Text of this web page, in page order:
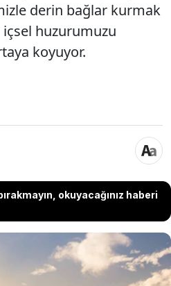
derin bağlar kurmak
huzurumuzu
koyuyor.
okuyacağınız haberi
analiz eden yapay zeka,